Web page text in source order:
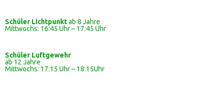
Schüler Lichtpunktab 8 Jahre
Mittwochs: 16:45 Uhr – 17:45 Uhr
Schüler Luftgewehr
ab 12 Jahre
Mittwochs: 17:15 Uhr – 18:15Uhr